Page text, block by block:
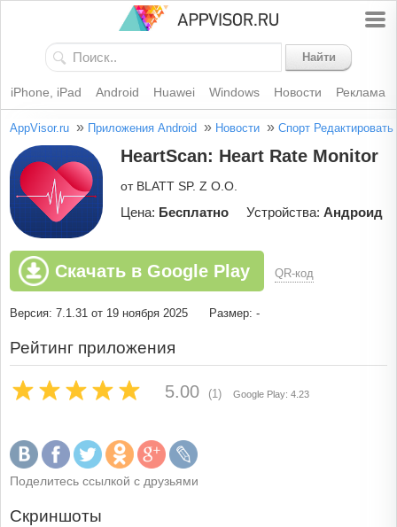
Найти
iPhone, iPad Android Huawei Windows Новости Реклама
AppVisor.ru » Приложения Android » Новости » Спорт Редактировать
HeartScan: Heart Rate Monitor
от BLATT SP. Z O.O.
Цена: Бесплатно Устройства: Андроид
Скачать в Google Play QR-код
Версия: 7.1.31 от 19 ноября 2025 Размер: -
Рейтинг приложения
5.00 (1) Google Play: 4.23
Поделитесь ссылкой с друзьями
Скриншоты